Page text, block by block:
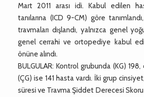
Mart 2011 arası idi. Kabul edilen
tanılarına (ICD 9-CM) göre
travmaları dışlandı, yalnızca genel
genel cerrahi ve ortopediye kabul
önüne alındı.
BULGULAR: Kontrol grubunda (KG) 198,
(ÇG) ise 141 hasta vardı. İki grup
süresi ve Travma Şiddet Derecesi Skoru